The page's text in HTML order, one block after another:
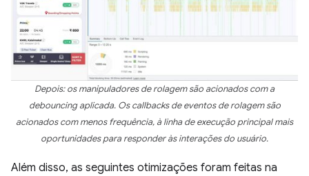
Depois: os manipuladores de rolagem são acionados com a
debouncing aplicada. Os callbacks de eventos de rolagem são
acionados com menos frequência, à linha de execução principal mais
oportunidades para responder às interações do usuário.
Além disso, as seguintes otimizações foram feitas na